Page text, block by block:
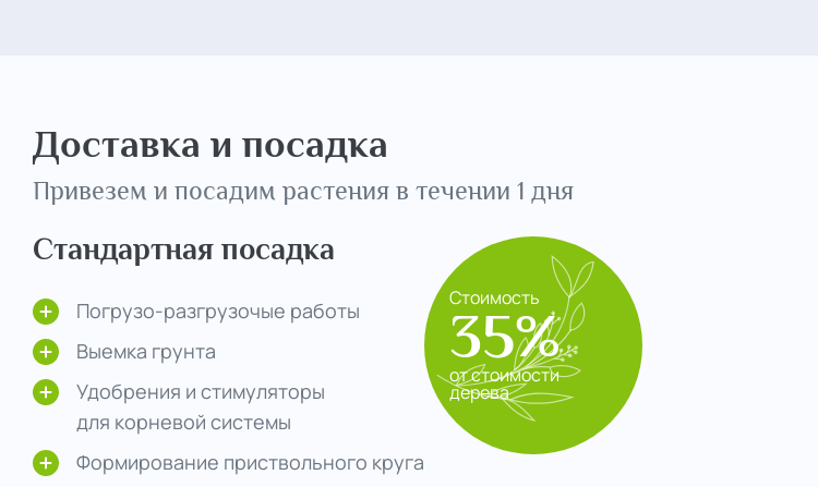
Доставка и посадка
Привезем и посадим растения в течении 1 дня
Стандартная посадка
Погрузо-разгрузочые работы
Выемка грунта
Удобрения и стимуляторы
для корневой системы
Формирование приствольного круга
Стоимость
35%
от стоимости
дерева